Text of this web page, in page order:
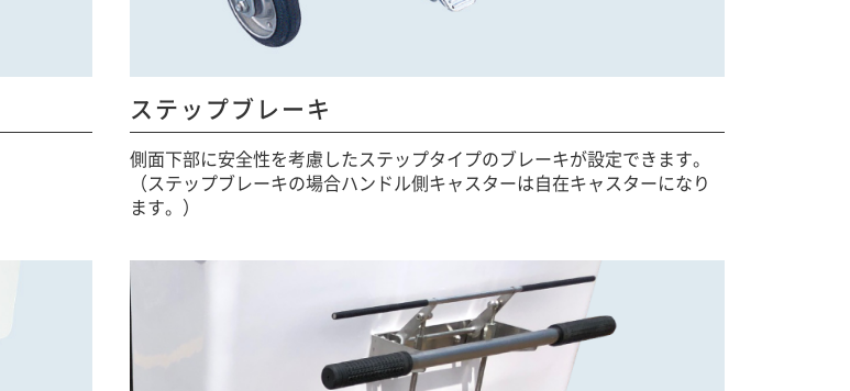
ステップブレーキ
側面下部に安全性を考慮したステップタイプのブレーキが設定できます。
（ステップブレーキの場合ハンドル側キャスターは自在キャスターになり
ます。）